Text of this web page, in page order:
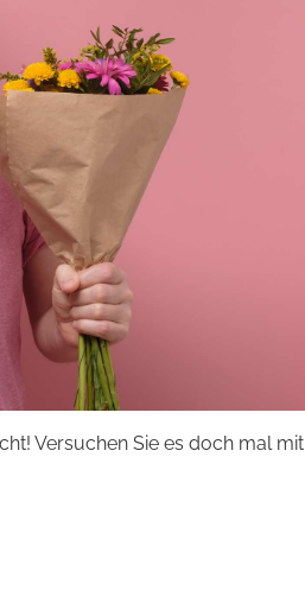
Versuchen Sie es doch mal mit